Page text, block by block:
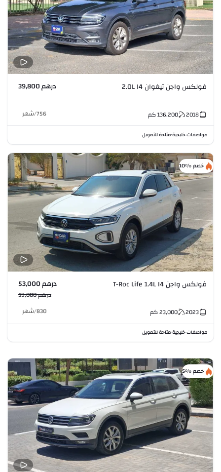
فولكس واجن تيغوان 2.0L I4 درهم 39,800
2018
136,200كم 756
/شهر
مواصفات خليجية•متاحة للتمويل
خصم %10
فولكس واجن T-Roc Life 1.4L I4 درهم 53,000
درهم 59,000
2023
23,000كم 830
/شهر
مواصفات خليجية•متاحة للتمويل
خصم %5